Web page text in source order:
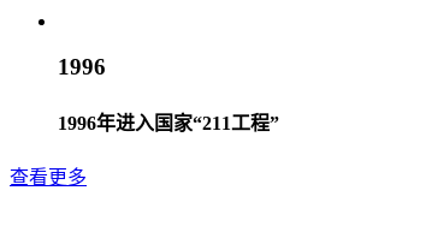
1996
1996年进入国家“211工程”
查看更多